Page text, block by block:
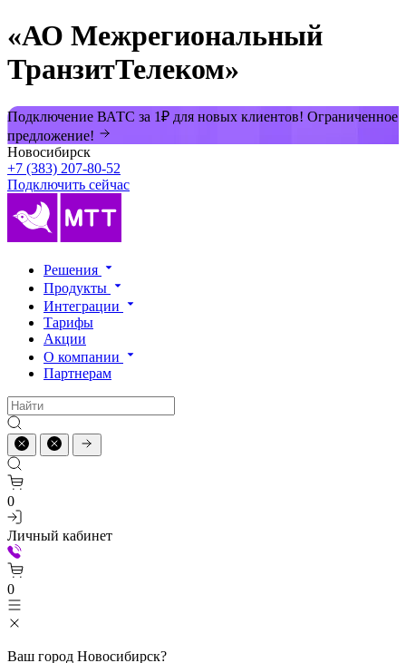
«АО Межрегиональный
ТранзитТелеком»
Подключение ВАТС за 1₽ для новых клиентов! Ограниченное
предложение!
Новосибирск
+7 (383) 207-80-52
Подключить сейчас
Решения
Продукты
Интеграции
Тарифы
Акции
О компании
Партнерам
0
Личный кабинет
0
Ваш город Новосибирск?